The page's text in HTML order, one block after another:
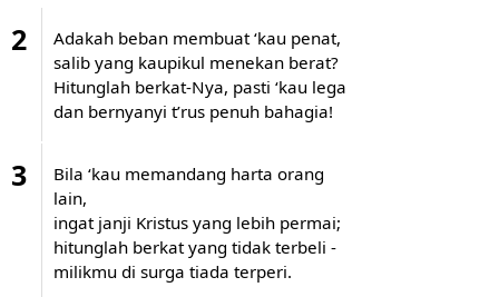
2
Adakah beban membuat ‘kau penat,
salib yang kaupikul menekan berat?
Hitunglah berkat-Nya, pasti ‘kau lega
dan bernyanyi t’rus penuh bahagia!
3
Bila ‘kau memandang harta orang
lain,
ingat janji Kristus yang lebih permai;
hitunglah berkat yang tidak terbeli -
milikmu di surga tiada terperi.